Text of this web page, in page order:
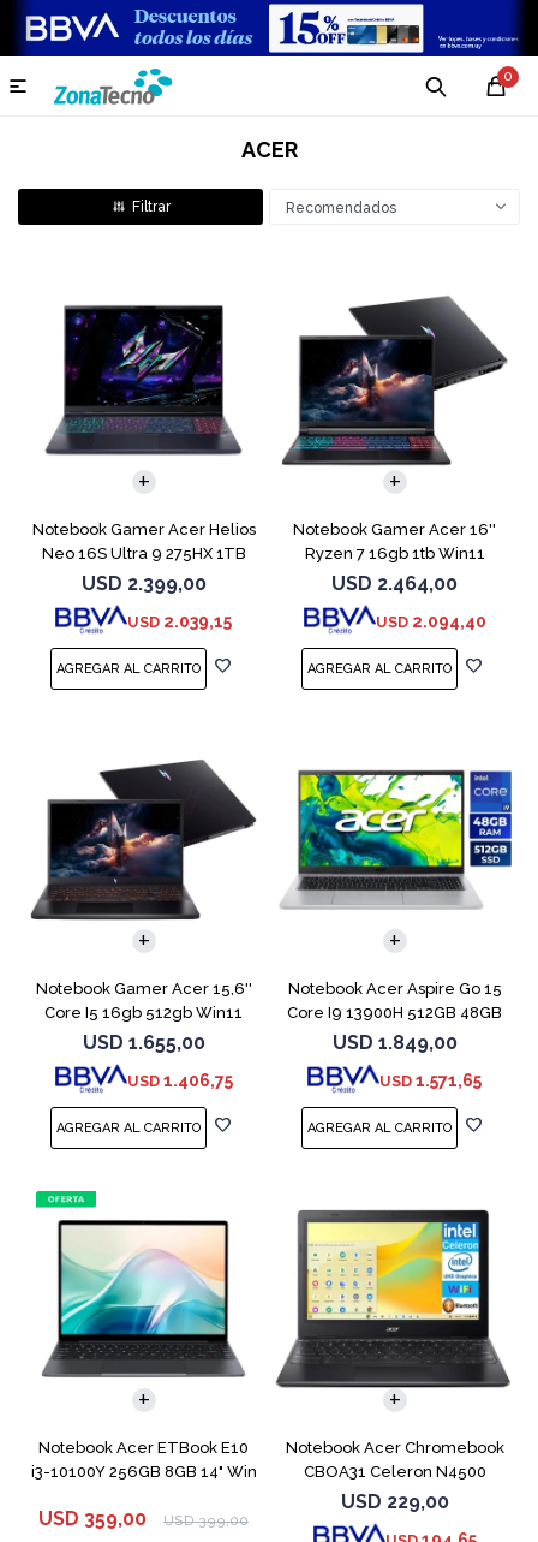
0

ACER
Recomendados
Notebook Gamer Acer Helios
Neo 16S Ultra 9 275HX 1TB
5060
USD 2.399,00
USD 2.039,15
Notebook Gamer Acer 16''
Ryzen 7 16gb 1tb Win11
Rtx5070
USD 2.464,00
USD 2.094,40
COMPARAR
Notebook Gamer Acer 15,6''
Core I5 16gb 512gb Win11
Rtx5050
USD 1.655,00
USD 1.406,75
COMPARAR
Notebook Acer Aspire Go 15
Core I9 13900H 512GB 48GB
15.6"
USD 1.849,00
USD 1.571,65
COMPARAR
Notebook Acer ETBook E10
i3-10100Y 256GB 8GB 14" Win
USD 359,00 USD 399,00
COMPARAR
Notebook Acer Chromebook
CBOA31 Celeron N4500
64GB 4GB 11.6"
USD 229,00
COMPARAR